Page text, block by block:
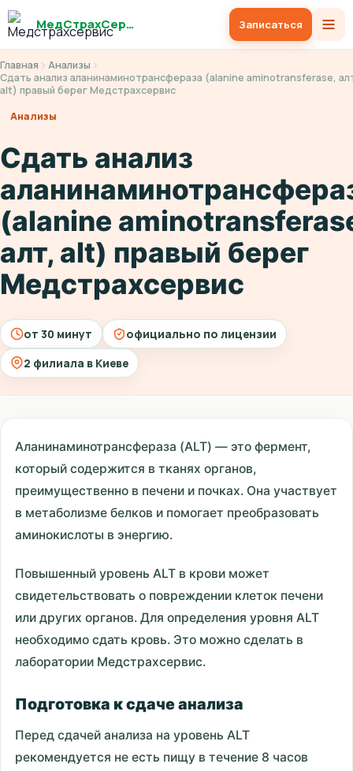
МедСтрахСервис Записаться
Главная
Анализы
Сдать анализ аланинаминотрансфераза (alanine aminotransferase,
alt) правый берег Медстрахсервис
Анализы
Сдать анализ
(alanine
алт, alt) правый берег
Медстрахсервис
от 30 минут
официально по лицензии
2 филиала в Киеве
Аланинаминотрансфераза (ALT) — это фермент,
который содержится в тканях органов,
преимущественно в печени и почках. Она участвует
в метаболизме белков и помогает преобразовать
аминокислоты в энергию.
Повышенный уровень ALT в крови может
свидетельствовать о повреждении клеток печени
или других органов. Для определения уровня ALT
необходимо сдать кровь. Это можно сделать в
лаборатории Медстрахсервис.
Подготовка к сдаче анализа
Перед сдачей анализа на уровень ALT
рекомендуется не есть пищу в течение 8 часов